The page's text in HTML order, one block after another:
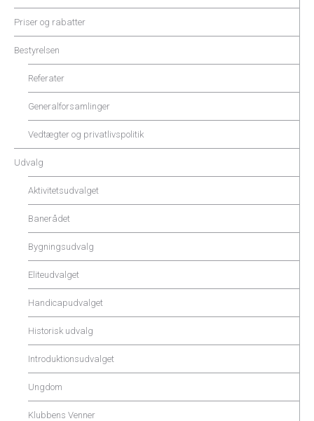
Priser og rabatter
Bestyrelsen
Referater
Generalforsamlinger
Vedtægter og privatlivspolitik
Udvalg
Aktivitetsudvalget
Banerådet
Bygningsudvalg
Eliteudvalget
Handicapudvalget
Historisk udvalg
Introduktionsudvalget
Ungdom
Klubbens Venner